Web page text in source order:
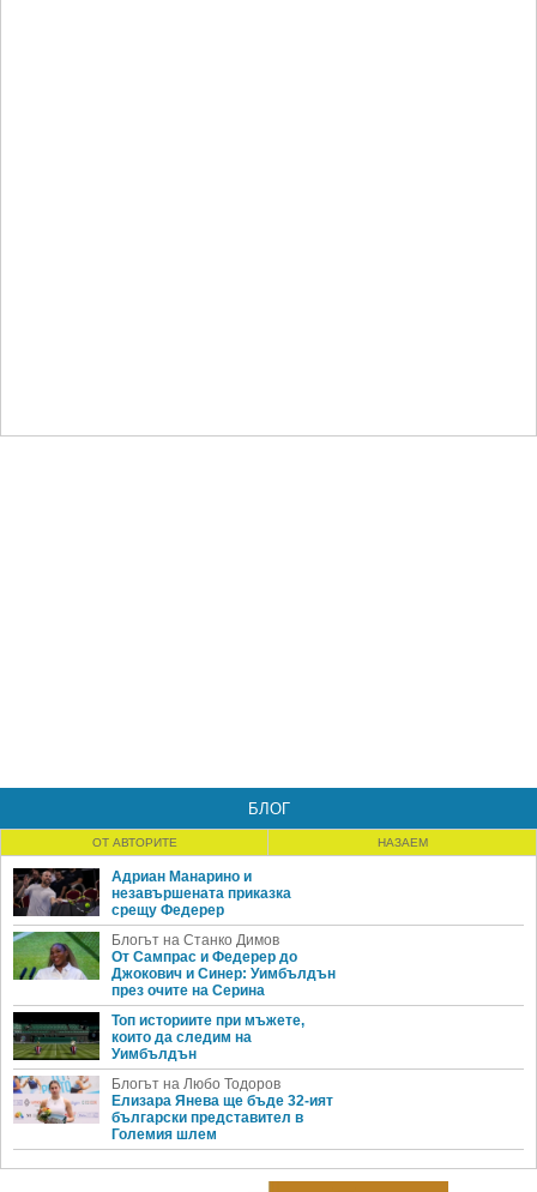
БЛОГ
ОТ АВТОРИТЕ НАЗАЕМ
Адриан Манарино и
незавършената приказка
срещу Федерер
Блогът на Станко Димов
От Сампрас и Федерер до
Джокович и Синер: Уимбълдън
през очите на Серина
Топ историите при мъжете,
които да следим на
Уимбълдън
Блогът на Любо Тодоров
Елизара Янева ще бъде 32-ият
български представител в
Големия шлем